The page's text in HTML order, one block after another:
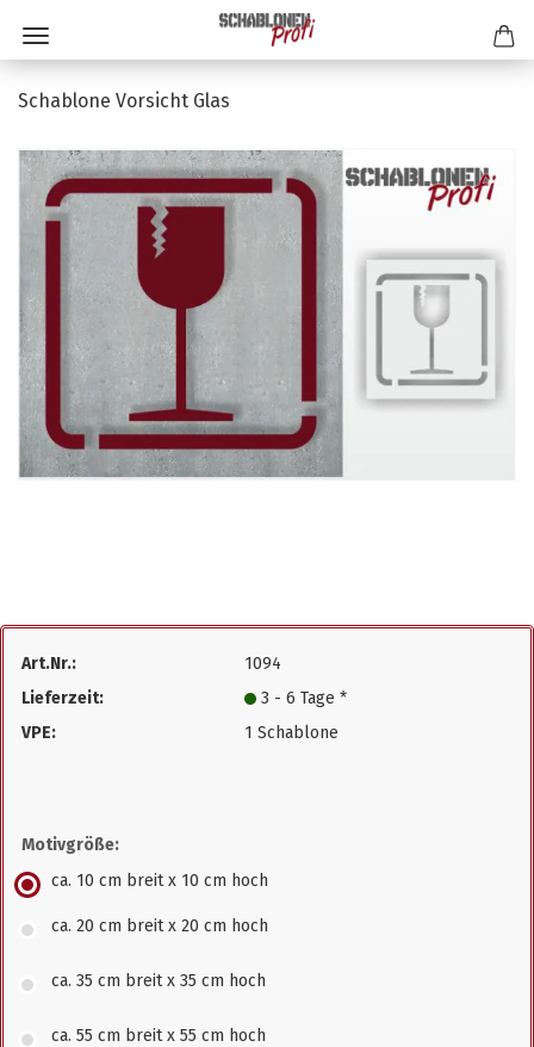
Schablone Vorsicht Glas
Art.Nr.:
1094
Lieferzeit:
3 - 6 Tage *
VPE:
1 Schablone
Motivgröße:
ca. 10 cm breit x 10 cm hoch
ca. 20 cm breit x 20 cm hoch
ca. 35 cm breit x 35 cm hoch
ca. 55 cm breit x 55 cm hoch